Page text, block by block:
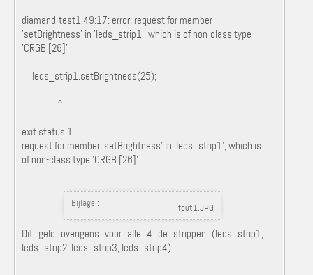
diamand-test1:49:17: error: request for member
'setBrightness' in 'leds_strip1', which is of non-class type
'CRGB [26]'
leds_strip1.setBrightness(25);
^
exit status 1
request for member 'setBrightness' in 'leds_strip1', which is
of non-class type 'CRGB [26]'
Bijlage : fout1.JPG
Dit geld overigens voor alle 4 de strippen (leds_strip1,
leds_strip2, leds_strip3, leds_strip4)